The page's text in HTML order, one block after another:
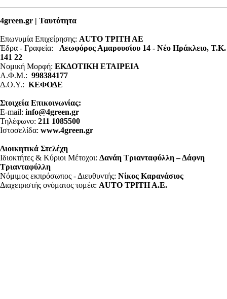
4green.gr | Ταυτότητα
Επωνυμία Επιχείρησης: AUTO ΤΡΙΤΗ ΑΕ
Έδρα - Γραφεία: Λεωφόρος Αμαρουσίου 14 - Νέο Ηράκλειο, Τ.Κ.
141 22
Νομική Μορφή: ΕΚΔΟΤΙΚΗ ΕΤΑΙΡΕΙΑ
Α.Φ.Μ.: 998384177
Δ.Ο.Υ.: ΚΕΦΟΔΕ
Στοιχεία Επικοινωνίας:
E-mail: info@4green.gr
Τηλέφωνο: 211 1085500
Ιστοσελίδα: www.4green.gr
Διοικητικά Στελέχη
Ιδιοκτήτες & Κύριοι Μέτοχοι: Δανάη Τριανταφύλλη – Δάφνη
Τριανταφύλλη
Νόμιμος εκπρόσωπος - Διευθυντής: Νίκος Καρανάσιος
Διαχειριστής ονόματος τομέα: ΑUTO ΤΡΙΤΗ Α.Ε.